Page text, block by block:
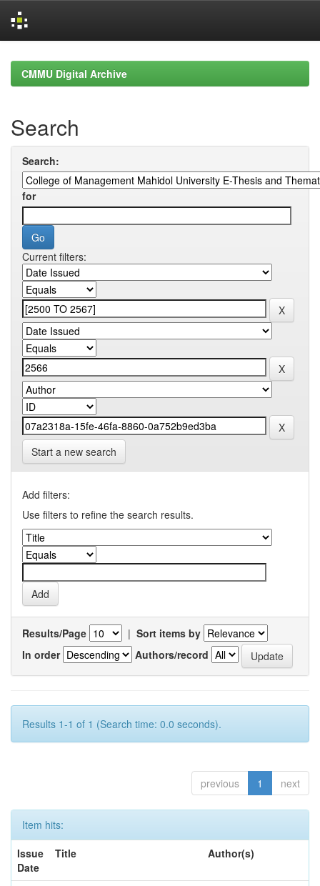
navigationCMMU Digital Archive
Search
Search:
for
Current filters:
Start a new search
Add filters:
Use filters to refine the search results.
Results/Page | Sort items by
In order
Authors/record
Results 1-1 of 1 (Search time: 0.0 seconds).
previous 1 next
Item hits:
Issue
Date
Title Author(s)